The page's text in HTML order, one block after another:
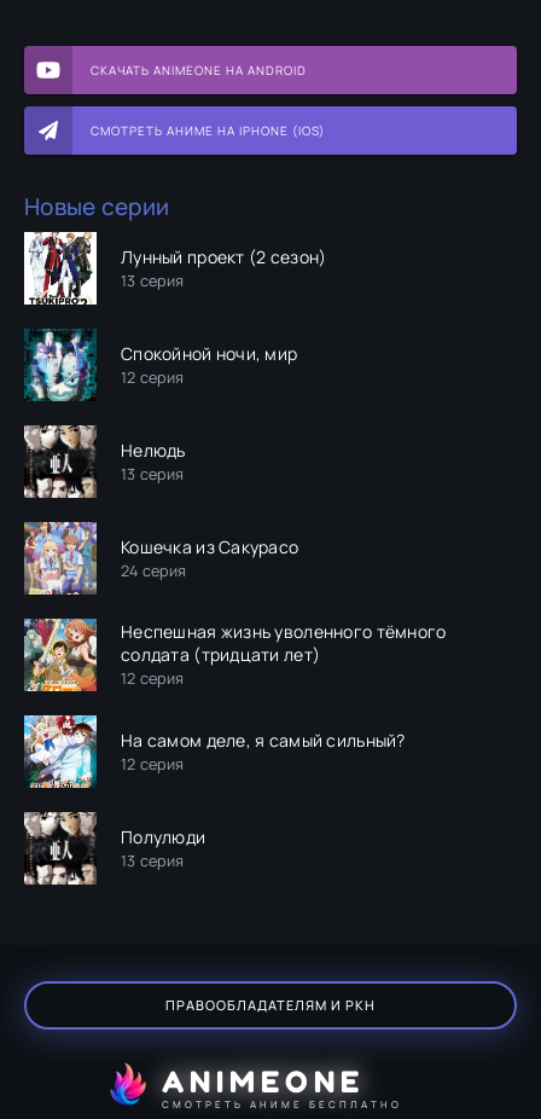
СКАЧАТЬ ANIMEONE НА ANDROID
СМОТРЕТЬ АНИМЕ НА IPHONE (IOS)
Новые серии
Лунный проект (2 сезон)
13 серия
Спокойной ночи, мир
12 серия
Нелюдь
13 серия
Кошечка из Сакурасо
24 серия
Неспешная жизнь уволенного тёмного
солдата (тридцати лет)
12 серия
На самом деле, я самый сильный?
12 серия
Полулюди
13 серия
ПРАВООБЛАДАТЕЛЯМ И РКН
ANIMEONE
СМОТРЕТЬ АНИМЕ БЕСПЛАТНО